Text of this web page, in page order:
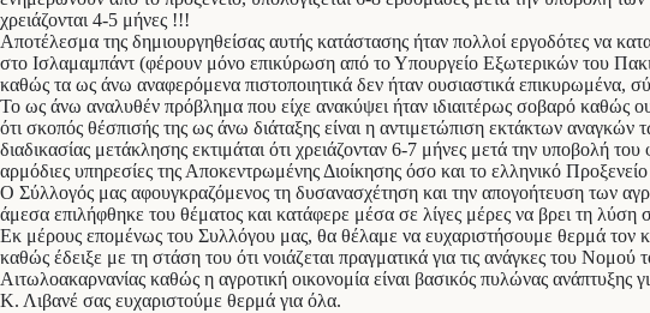
χρειάζονται 4-5 μήνες !!!
Αποτέλεσμα της δημιουργηθείσας αυτής κατάστασης ήταν πολλοί εργοδότες να
στο Ισλαμαμπάντ (φέρουν μόνο επικύρωση από το Υπουργείο Εξωτερικών του
καθώς τα ως άνω αναφερόμενα πιστοποιητικά δεν ήταν ουσιαστικά επικυρωμένα,
Το ως άνω αναλυθέν πρόβλημα που είχε ανακύψει ήταν ιδιαιτέρως σοβαρό καθώς
ότι σκοπός θέσπισής της ως άνω διάταξης είναι η αντιμετώπιση εκτάκτων
διαδικασίας μετάκλησης εκτιμάται ότι χρειάζονταν 6-7 μήνες μετά την υποβολή
αρμόδιες υπηρεσίες της Αποκεντρωμένης Διοίκησης όσο και το ελληνικό
Ο Σύλλογός μας αφουγκραζόμενος τη δυσανασχέτηση και την απογοήτευση των
άμεσα επιλήφθηκε του θέματος και κατάφερε μέσα σε λίγες μέρες να βρει τη λύση
Εκ μέρους επομένως του Συλλόγου μας, θα θέλαμε να ευχαριστήσουμε θερμά τον
καθώς έδειξε με τη στάση του ότι νοιάζεται πραγματικά για τις ανάγκες του
Αιτωλοακαρνανίας καθώς η αγροτική οικονομία είναι βασικός πυλώνας ανάπτυξης
Κ. Λιβανέ σας ευχαριστούμε θερμά για όλα.